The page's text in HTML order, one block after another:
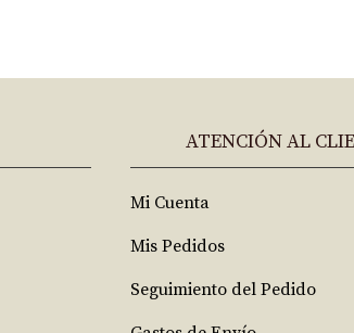
ATENCIÓN AL
Mi Cuenta
Mis Pedidos
Seguimiento del Pedido